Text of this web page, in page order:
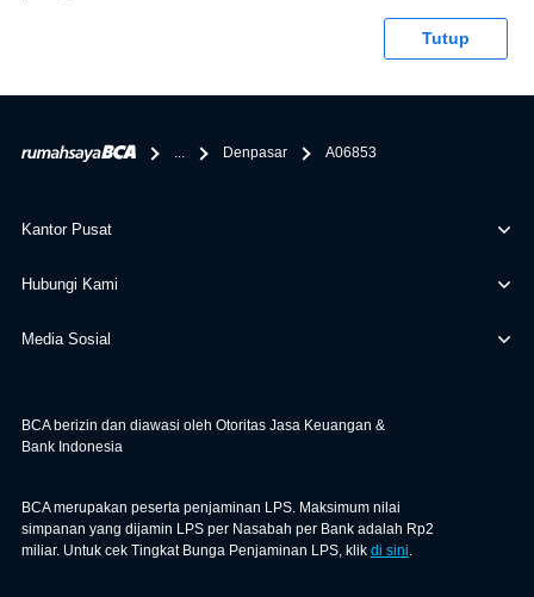
tentang properti disini BCA hanya sebagai pihak
bertanggung jawab terhadap informasi yang rekanan
Tutup
... Denpasar A06853
Kantor Pusat
Hubungi Kami
Media Sosial
BCA berizin dan diawasi oleh Otoritas Jasa Keuangan &
Bank Indonesia
BCA merupakan peserta penjaminan LPS. Maksimum nilai
simpanan yang dijamin LPS per Nasabah per Bank adalah Rp2
miliar. Untuk cek Tingkat Bunga Penjaminan LPS, klik di sini.